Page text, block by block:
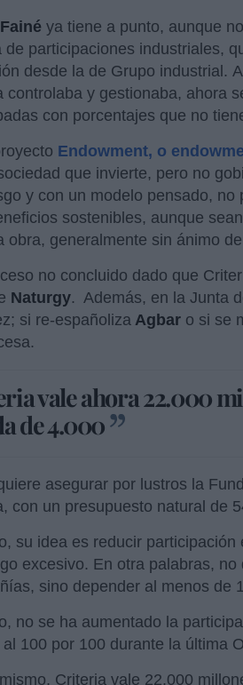
ya tiene a punto, aunque
de participaciones industriales,
desde la de Grupo industrial.
controlaba y gestionaba, ahora
con porcentajes que no
Endowment, o
que invierte, pero no
y con un modelo pensado,
sostenibles, aunque
obra, generalmente sin ánimo
no concluido dado que
Naturgy. Además, en la Junta
si re-españoliza Agbar o si se
vale ahora 22.000
de 4.000
asegurar por lustros la
con un presupuesto natural de
su idea es reducir
excesivo. En otra palabras,
sino depender al menos de
no se ha aumentado la
100 por 100 durante la última
Criteria vale 22.000